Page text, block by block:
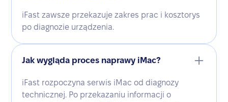
iFast zawsze przekazuje zakres prac i kosztorys
po diagnozie urządzenia.
Jak wygląda proces naprawy iMac?
iFast rozpoczyna serwis iMac od diagnozy
technicznej. Po przekazaniu informacji o